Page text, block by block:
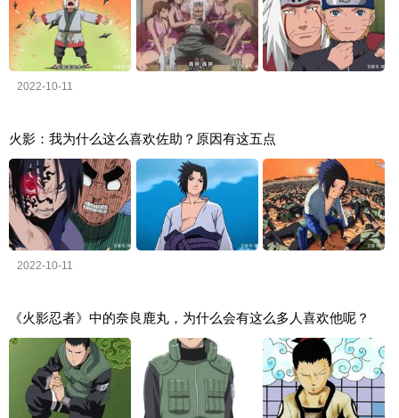
2022-10-11
火影：我为什么这么喜欢佐助？原因有这五点
2022-10-11
《火影忍者》中的奈良鹿丸，为什么会有这么多人喜欢他呢？